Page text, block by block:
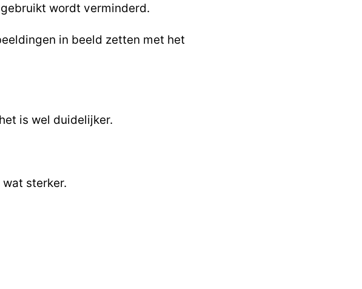
wordt verminderd.
in beeld zetten met het
is wel duidelijker.
sterker.